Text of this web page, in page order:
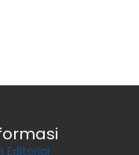
Editorial